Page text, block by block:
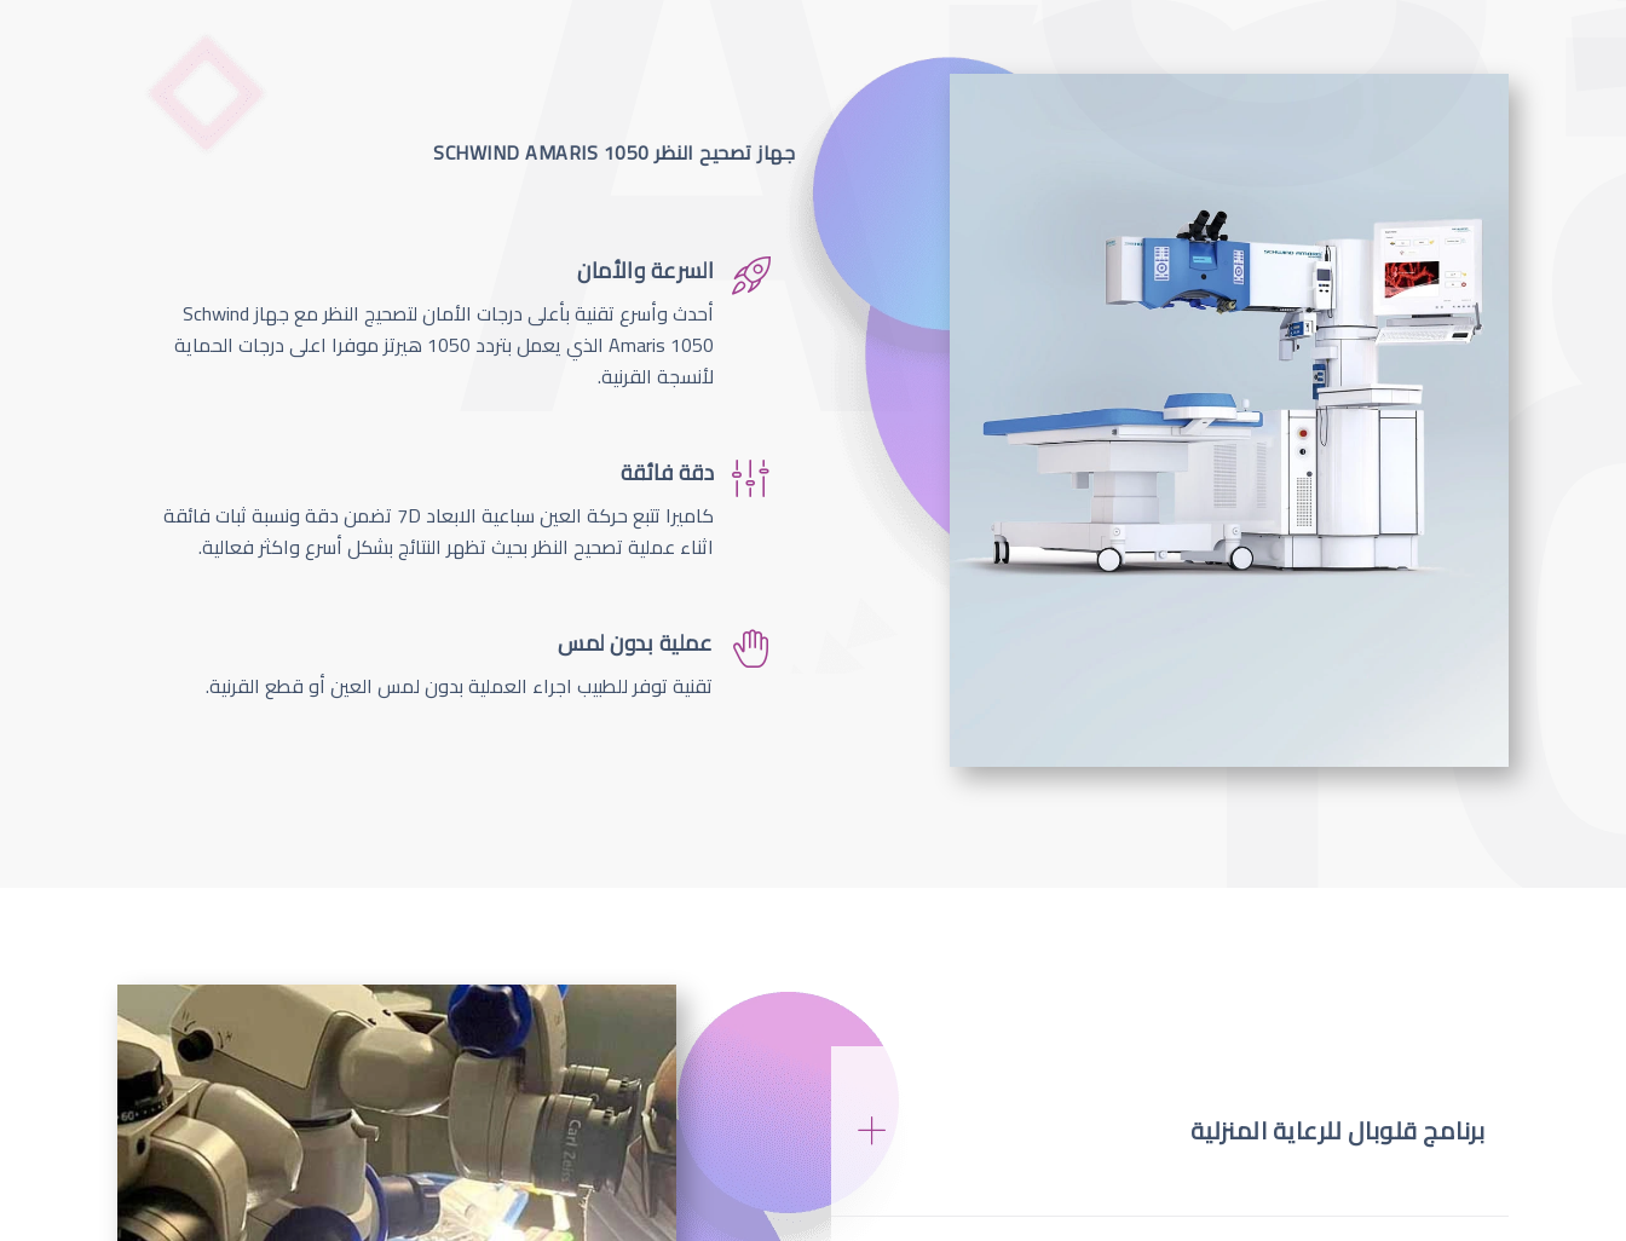
جهاز تصحيح النظر SCHWIND AMARIS 1050
السرعة والأمان
أحدث وأسرع تقنية بأعلى درجات الأمان لتصحيج النظر مع جهاز Schwind
Amaris 1050 الذي يعمل بتردد 1050 هيرتز موفرا اعلى درجات الحماية
لأنسجة القرنية.
دقة فائقة
كاميرا تتبع حركة العين سباعية الابعاد 7D تضمن دقة ونسبة ثبات فائقة
اثناء عملية تصحيح النظر بحيث تظهر النتائج بشكل أسرع واكثر فعالية.
عملية بدون لمس
تقنية توفر للطبيب اجراء العملية بدون لمس العين أو قطع القرنية.
برنامج قلوبال للرعاية المنزلية